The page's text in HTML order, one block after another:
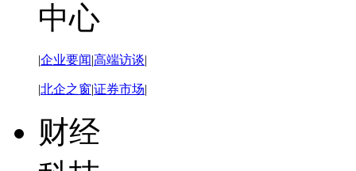
中心
|企业要闻|高端访谈|
|北企之窗|证券市场|
财经